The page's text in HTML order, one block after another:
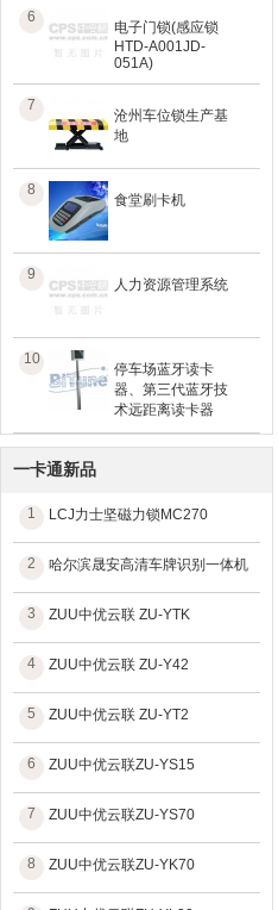
6
电子门锁(感应锁
HTD-A001JD-
051A)
7
沧州车位锁生产基
地
8
食堂刷卡机
9
人力资源管理系统
10
停车场蓝牙读卡
器、第三代蓝牙技
术远距离读卡器
一卡通新品
1 LCJ力士坚磁力锁MC270
2 哈尔滨晟安高清车牌识别一体机
3 ZUU中优云联 ZU-YTK
4 ZUU中优云联 ZU-Y42
5 ZUU中优云联 ZU-YT2
6 ZUU中优云联ZU-YS15
7 ZUU中优云联ZU-YS70
8 ZUU中优云联ZU-YK70